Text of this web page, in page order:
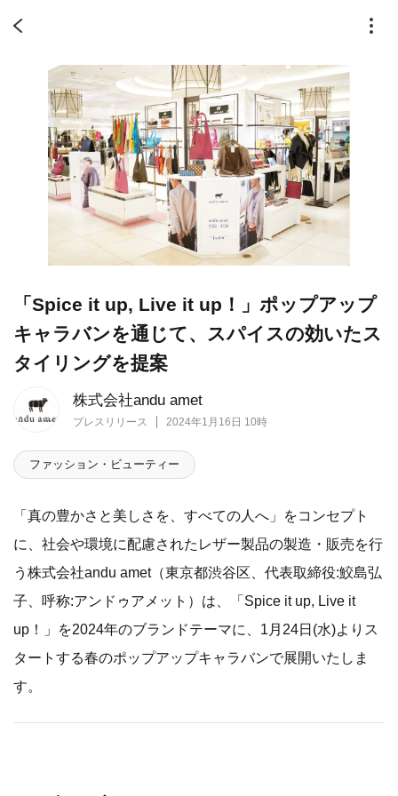
株式会社andu amet
プレスリリース 2024年1月16日 10時
「Spice it up, Live it up！」ポップアップ
キャラバンを通じて、スパイスの効いたス
タイリングを提案
ファッション・ビューティー
「真の豊かさと美しさを、すべての人へ」をコンセプト
に、社会や環境に配慮されたレザー製品の製造・販売を行
う株式会社andu amet（東京都渋谷区、代表取締役:鮫島弘
子、呼称:アンドゥアメット）は、「Spice it up, Live it
up！」を2024年のブランドテーマに、1月24日(水)よりス
タートする春のポップアップキャラバンで展開いたしま
す。